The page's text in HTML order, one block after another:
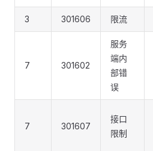
3 301606 限流
7 301602
服务
端内
部错
误
7 301607
接口
限制